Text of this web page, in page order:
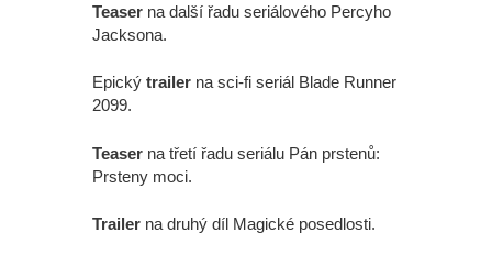
Teaser na další řadu seriálového Percyho
Jacksona.
Epický trailer na sci-fi seriál Blade Runner
2099.
Teaser na třetí řadu seriálu Pán prstenů:
Prsteny moci.
Trailer na druhý díl Magické posedlosti.